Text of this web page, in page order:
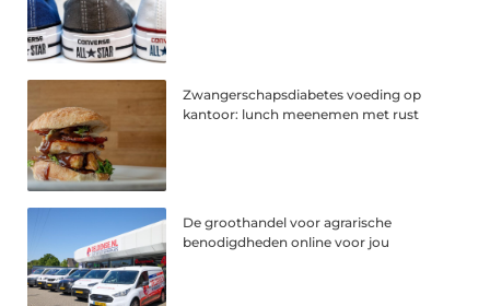
Zwangerschapsdiabetes voeding op
kantoor: lunch meenemen met rust
De groothandel voor agrarische
benodigdheden online voor jou